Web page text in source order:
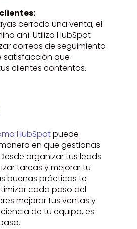
cerrado una venta, el
ahí. Utiliza HubSpot
correos de seguimiento
satisfacción que
clientes contentos.
HubSpotpuede
en que gestionas
organizar tus leads
tareas y mejorar tu
buenas prácticas te
cada paso del
mejorar tus ventas y
de tu equipo, es